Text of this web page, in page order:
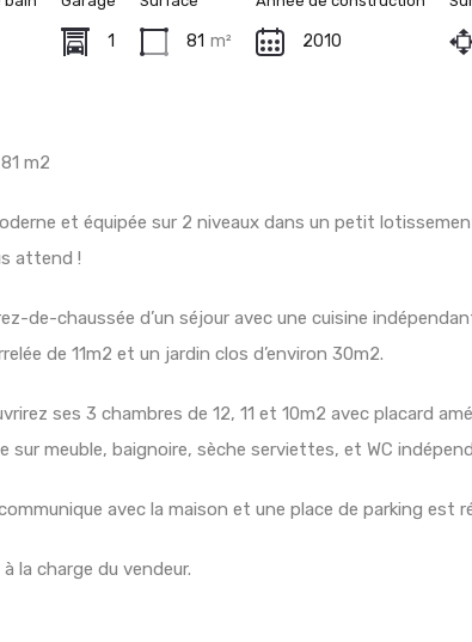
1 81 m² 2010
m2
et équipée sur 2 niveaux dans un petit
attend !
de-chaussée d’un séjour avec une cuisine
de 11m2 et un jardin clos d’environ 30m2.
ses 3 chambres de 12, 11 et 10m2 avec placard
sur meuble, baignoire, sèche serviettes, et WC
avec la maison et une place de parking est
la charge du vendeur.